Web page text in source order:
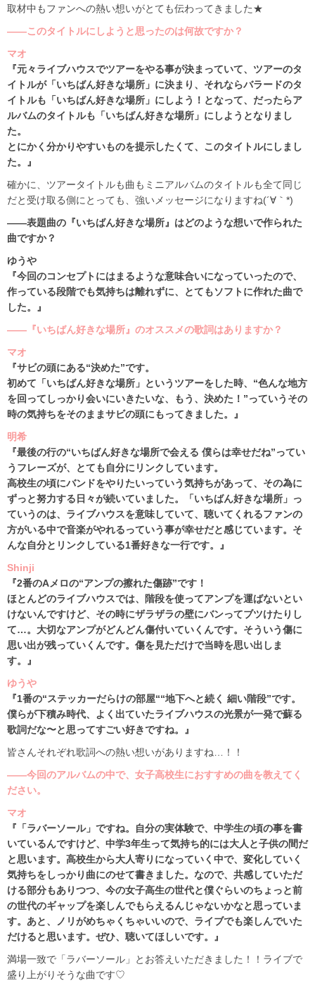
取材中もファンへの熱い想いがとても伝わってきました★
――このタイトルにしようと思ったのは何故ですか？
マオ
『元々ライブハウスでツアーをやる事が決まっていて、ツアーのタ
イトルが「いちばん好きな場所」に決まり、それならバラードのタ
イトルも「いちばん好きな場所」にしよう！となって、だったらア
ルバムのタイトルも「いちばん好きな場所」にしようとなりまし
た。
とにかく分かりやすいものを提示したくて、このタイトルにしまし
た。』
確かに、ツアータイトルも曲もミニアルバムのタイトルも全て同じ
だと受け取る側にとっても、強いメッセージになりますね(´∀｀*)
――表題曲の『いちばん好きな場所』はどのような想いで作られた
曲ですか？
ゆうや
『今回のコンセプトにはまるような意味合いになっていったので、
作っている段階でも気持ちは離れずに、とてもソフトに作れた曲で
した。』
――『いちばん好きな場所』のオススメの歌詞はありますか？
マオ
『サビの頭にある“決めた”です。
初めて「いちばん好きな場所」というツアーをした時、“色んな地方
を回ってしっかり会いにいきたいな、もう、決めた！”っていうその
時の気持ちをそのままサビの頭にもってきました。』
明希
『最後の行の“いちばん好きな場所で会える 僕らは幸せだね”ってい
うフレーズが、とても自分にリンクしています。
高校生の頃にバンドをやりたいっていう気持ちがあって、その為に
ずっと努力する日々が続いていました。「いちばん好きな場所」っ
ていうのは、ライブハウスを意味していて、聴いてくれるファンの
方がいる中で音楽がやれるっていう事が幸せだと感じています。そ
んな自分とリンクしている1番好きな一行です。』
Shinji
『2番のAメロの“アンプの擦れた傷跡”です！
ほとんどのライブハウスでは、階段を使ってアンプを運ばないとい
けないんですけど、その時にザラザラの壁にバンってブツけたりし
て…。大切なアンプがどんどん傷付いていくんです。そういう傷に
思い出が残っていくんです。傷を見ただけで当時を思い出しま
す。』
ゆうや
『1番の“ステッカーだらけの部屋““地下へと続く 細い階段”です。
僕らが下積み時代、よく出ていたライブハウスの光景が一発で蘇る
歌詞だな〜と思ってすごい好きですね。』
皆さんそれぞれ歌詞への熱い想いがありますね…！！
――今回のアルバムの中で、女子高校生におすすめの曲を教えてく
ださい。
マオ
『「ラバーソール」ですね。自分の実体験で、中学生の頃の事を書
いているんですけど、中学3年生って気持ち的には大人と子供の間だ
と思います。高校生から大人寄りになっていく中で、変化していく
気持ちをしっかり曲にのせて書きました。なので、共感していただ
ける部分もありつつ、今の女子高生の世代と僕ぐらいのちょっと前
の世代のギャップを楽しんでもらえるんじゃないかなと思っていま
す。あと、ノリがめちゃくちゃいいので、ライブでも楽しんでいた
だけると思います。ぜひ、聴いてほしいです。』
満場一致で「ラバーソール」とお答えいただきました！！ライブで
盛り上がりそうな曲です♡